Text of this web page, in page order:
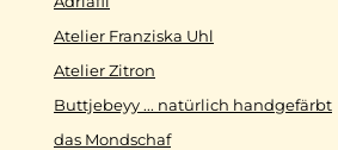
Atelier Franziska Uhl
Atelier Zitron
Buttjebeyy ... natürlich handgefärbt
das Mondschaf